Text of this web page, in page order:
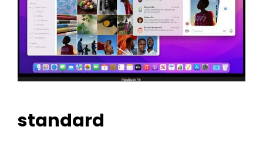
standard